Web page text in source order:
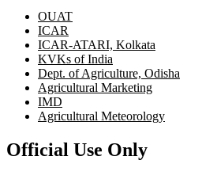
OUAT
ICAR
ICAR-ATARI, Kolkata
KVKs of India
Dept. of Agriculture, Odisha
Agricultural Marketing
IMD
Agricultural Meteorology
Official Use Only